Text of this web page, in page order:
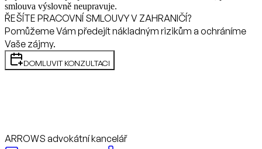
smlouva výslovně neupravuje.
ŘEŠÍTE PRACOVNÍ SMLOUVY V ZAHRANIČÍ?
Pomůžeme Vám předejít nákladným rizikům a ochráníme
Vaše zájmy.
DOMLUVIT KONZULTACI
ARROWS advokátní kancelář